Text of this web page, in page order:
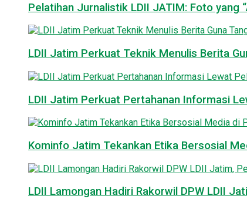
Pelatihan Jurnalistik LDII JATIM: Foto yang
LDII Jatim Perkuat Teknik Menulis Berita
LDII Jatim Perkuat Pertahanan Informasi
Kominfo Jatim Tekankan Etika Bersosial
LDII Lamongan Hadiri Rakorwil DPW LDII